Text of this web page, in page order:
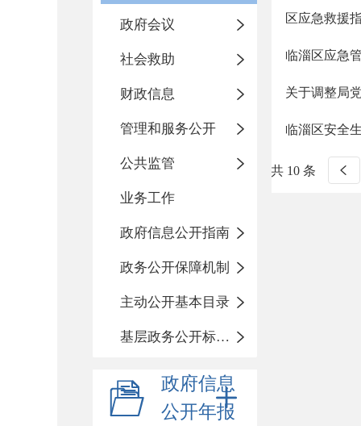
政府会议
社会救助
财政信息
管理和服务公开
公共监管
业务工作
政府信息公开指南
政务公开保障机制
主动公开基本目录
基层政务公开标准化目录
政府信息
公开年报
区应急救援
临淄区应急
关于调整局
临淄区安全
共 10 条